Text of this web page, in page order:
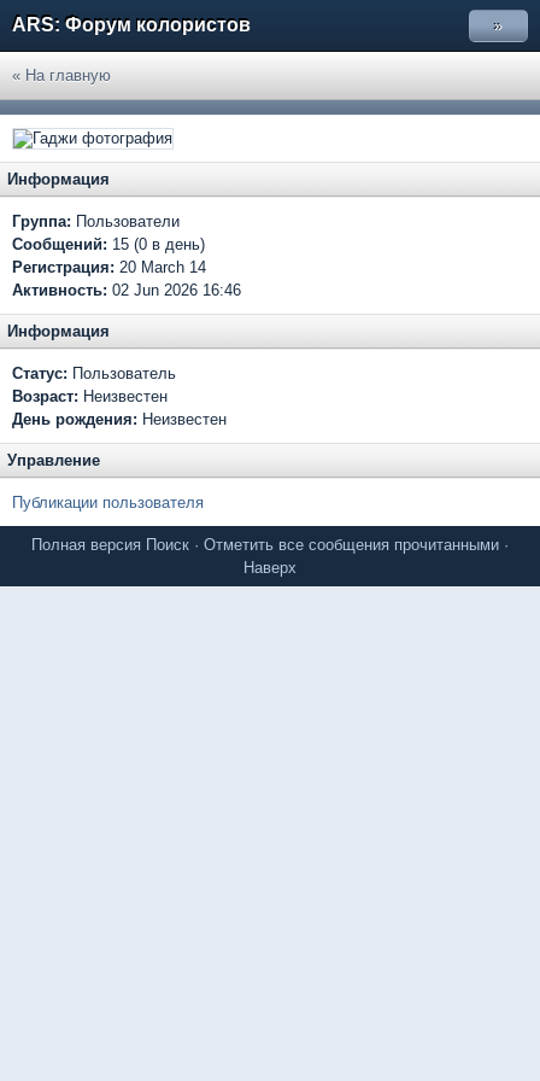
ARS: Форум колористов »
« На главную
Информация
Группа: Пользователи
Сообщений: 15 (0 в день)
Регистрация: 20 March 14
Активность: 02 Jun 2026 16:46
Информация
Статус: Пользователь
Возраст: Неизвестен
День рождения: Неизвестен
Управление
Публикации пользователя
Полная версия Поиск · Отметить все сообщения прочитанными ·
Наверх